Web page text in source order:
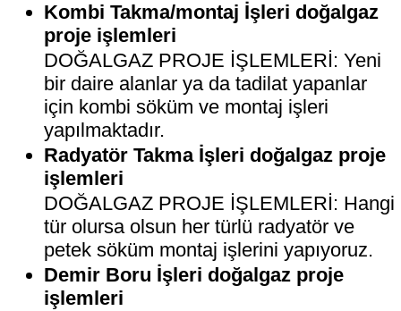
Kombi Takma/montaj İşleri doğalgaz
proje işlemleri
DOĞALGAZ PROJE İŞLEMLERİ: Yeni
bir daire alanlar ya da tadilat yapanlar
için kombi söküm ve montaj işleri
yapılmaktadır.
Radyatör Takma İşleri doğalgaz proje
işlemleri
DOĞALGAZ PROJE İŞLEMLERİ: Hangi
tür olursa olsun her türlü radyatör ve
petek söküm montaj işlerini yapıyoruz.
Demir Boru İşleri doğalgaz proje
işlemleri